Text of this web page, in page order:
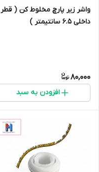
واشر زیر پارچ مخلوط کن ( قطر
داخلی 6.5 سانتیمتر )
80,000
افزودن به سبد